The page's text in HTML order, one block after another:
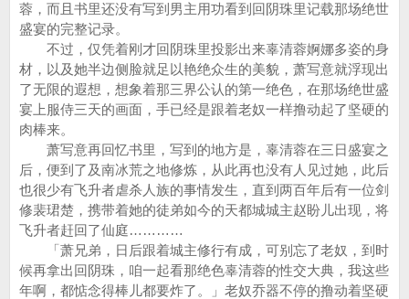
蓉，而且书里还没有写到男主用功看到回阴珠里记载那场绝世
盛宴的完整记录。
不过，仅凭着刚才回阴珠里投影出来辜清蓉婀娜多姿的身
材，以及她半边侧脸就足以艳绝众生的美貌，萧写意就浮现出
了无限的遐想，想象着那三界公认的第一绝色，在那场绝世盛
宴上服侍三天的画面，手已经是跟着老奴一样撸动起了坚硬的
肉棒来。
萧写意再回忆书里，写到的地方是，辜清蓉在三日盛宴之
后，便到了及南冰荒之地修炼，从此再也没有人见过她，此后
也很少有飞升者虐杀人族的事情发生，直到两百年后有一位剑
修裴珺楚，携带着她的徒弟如今的天都城城主赵盼儿出现，将
飞升者赶回了仙庭…………
「萧兄弟，日后跟着城主修行有成，可别忘了老奴，到时
候再拿出回阴珠，咱一起看那绝色辜清蓉的性交大典，我这些
年啊，都惦念得棒儿都要炸了。」老奴乔器不停的撸动着坚硬